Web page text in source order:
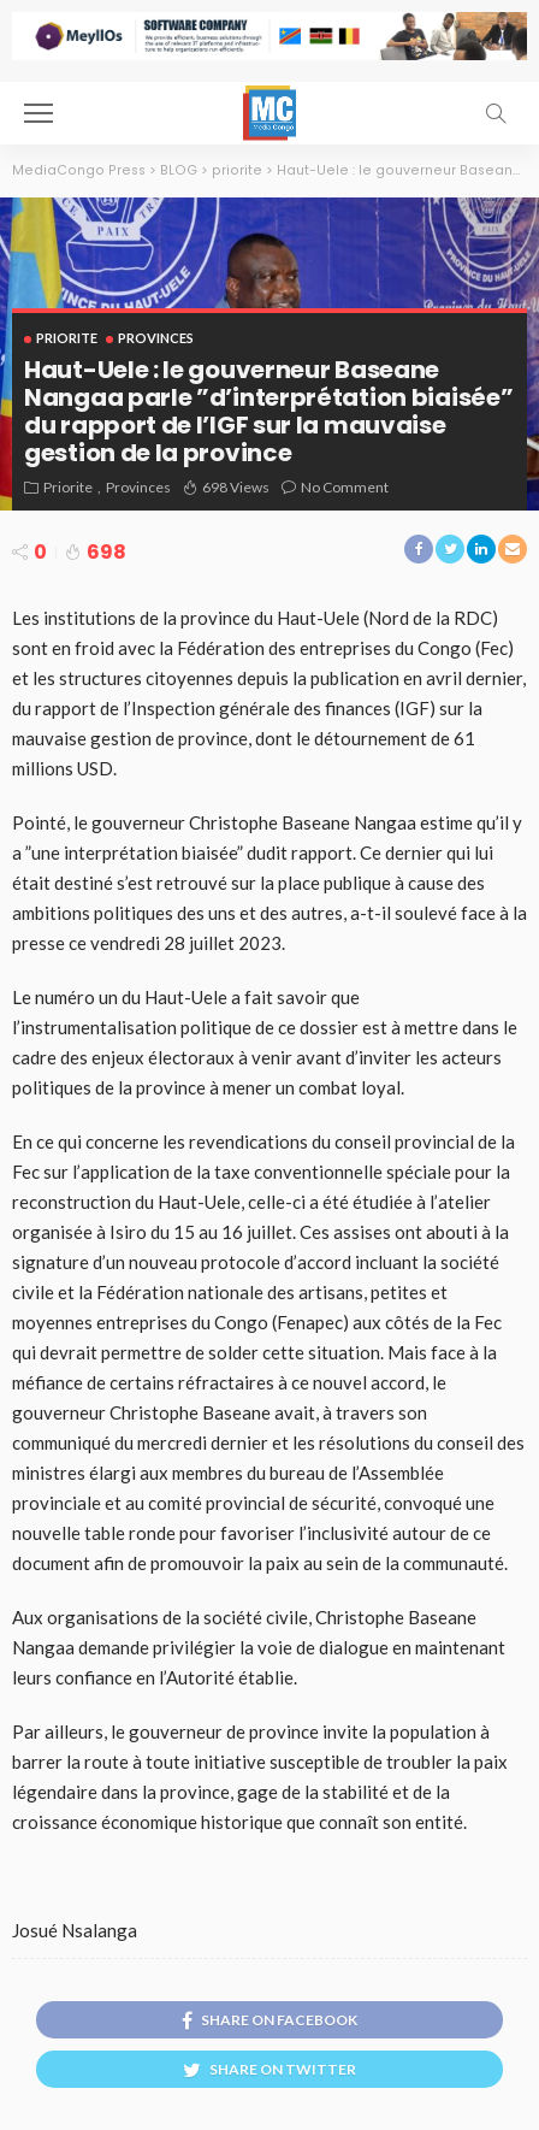
MediaCongo Press > BLOG > priorite > Haut-Uele : le gouverneur Baseane Nangaa parle ”d’interprétation biaisée” du rapport de l’IGF sur la mauvaise gestion de la province
PRIORITE PROVINCES
Haut-Uele : le gouverneur Baseane
Nangaa parle ”d’interprétation biaisée”
du rapport de l’IGF sur la mauvaise
gestion de la province
Priorite Provinces 698 Views No Comment
0 698
Les institutions de la province du Haut-Uele (Nord de la RDC)
sont en froid avec la Fédération des entreprises du Congo (Fec)
et les structures citoyennes depuis la publication en avril dernier,
du rapport de l’Inspection générale des finances (IGF) sur la
mauvaise gestion de province, dont le détournement de 61
millions USD.
Pointé, le gouverneur Christophe Baseane Nangaa estime qu’il y
a ”une interprétation biaisée” dudit rapport. Ce dernier qui lui
était destiné s’est retrouvé sur la place publique à cause des
ambitions politiques des uns et des autres, a-t-il soulevé face à la
presse ce vendredi 28 juillet 2023.
Le numéro un du Haut-Uele a fait savoir que
l’instrumentalisation politique de ce dossier est à mettre dans le
cadre des enjeux électoraux à venir avant d’inviter les acteurs
politiques de la province à mener un combat loyal.
En ce qui concerne les revendications du conseil provincial de la
Fec sur l’application de la taxe conventionnelle spéciale pour la
reconstruction du Haut-Uele, celle-ci a été étudiée à l’atelier
organisée à Isiro du 15 au 16 juillet. Ces assises ont abouti à la
signature d’un nouveau protocole d’accord incluant la société
civile et la Fédération nationale des artisans, petites et
moyennes entreprises du Congo (Fenapec) aux côtés de la Fec
qui devrait permettre de solder cette situation. Mais face à la
méfiance de certains réfractaires à ce nouvel accord, le
gouverneur Christophe Baseane avait, à travers son
communiqué du mercredi dernier et les résolutions du conseil des
ministres élargi aux membres du bureau de l’Assemblée
provinciale et au comité provincial de sécurité, convoqué une
nouvelle table ronde pour favoriser l’inclusivité autour de ce
document afin de promouvoir la paix au sein de la communauté.
Aux organisations de la société civile, Christophe Baseane
Nangaa demande privilégier la voie de dialogue en maintenant
leurs confiance en l’Autorité établie.
Par ailleurs, le gouverneur de province invite la population à
barrer la route à toute initiative susceptible de troubler la paix
légendaire dans la province, gage de la stabilité et de la
croissance économique historique que connaît son entité.
Josué Nsalanga
SHARE ON FACEBOOK
SHARE ON TWITTER